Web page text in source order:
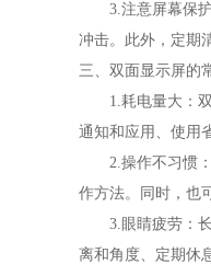
3.注意屏幕保护
冲击。此外，定期
三、双面显示屏的
1.耗电量大：双
通知和应用、使用
2.操作不习惯：
作方法。同时，也
3.眼睛疲劳：长
离和角度、定期休